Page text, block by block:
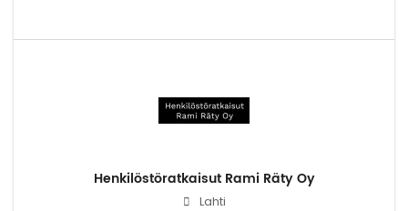
Henkilöstöratkaisut Rami Räty Oy
Lahti